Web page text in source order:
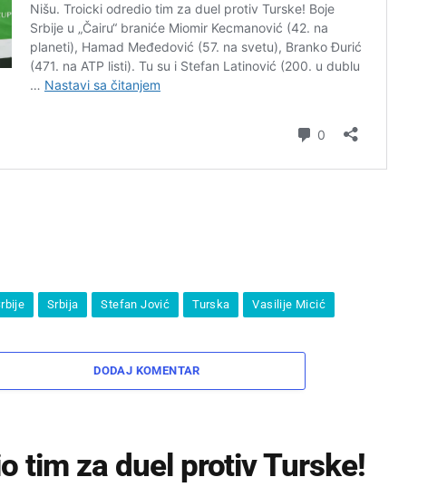
Srbija Stefan Jović Turska Vasilije Micić
DODAJ KOMENTAR
tim za duel protiv Turske!